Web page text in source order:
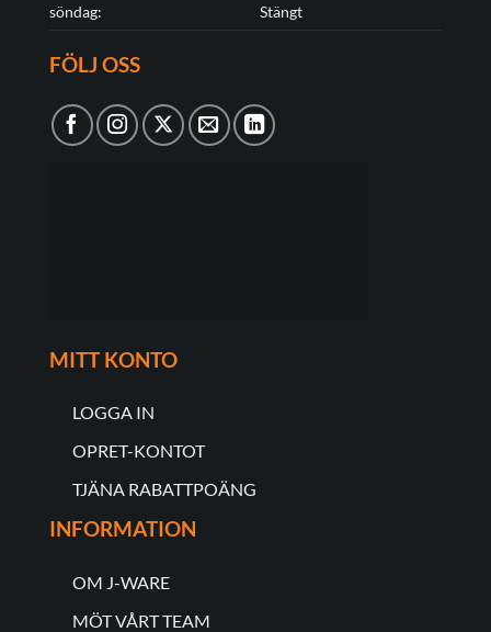
söndag:
Stängt
FÖLJ OSS
MITT KONTO
LOGGA IN
OPRET-KONTOT
TJÄNA RABATTPOÄNG
INFORMATION
OM J-WARE
MÖT VÅRT TEAM